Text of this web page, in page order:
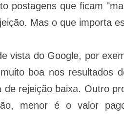
postagens que ficam
Mas o que importa
vista do Google, por
boa nos resultados
rejeição baixa. Outro
menor é o valor